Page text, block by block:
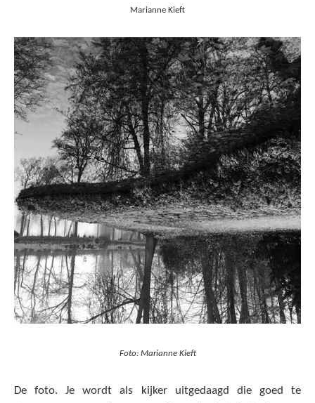
Marianne Kieft
Foto: Marianne Kieft
De foto. Je wordt als kijker uitgedaagd die goed te